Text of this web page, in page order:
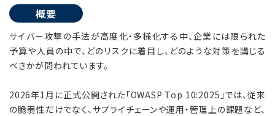
概要
サイバー攻撃の手法が高度化・多様化する中、企業には限られた
予算や人員の中で、どのリスクに着目し、どのような対策を講じる
べきかが問われています。
2026年1月に正式公開された「OWASP Top 10:2025」では、従来
の脆弱性だけでなく、サプライチェーンや運用・管理上の課題など、